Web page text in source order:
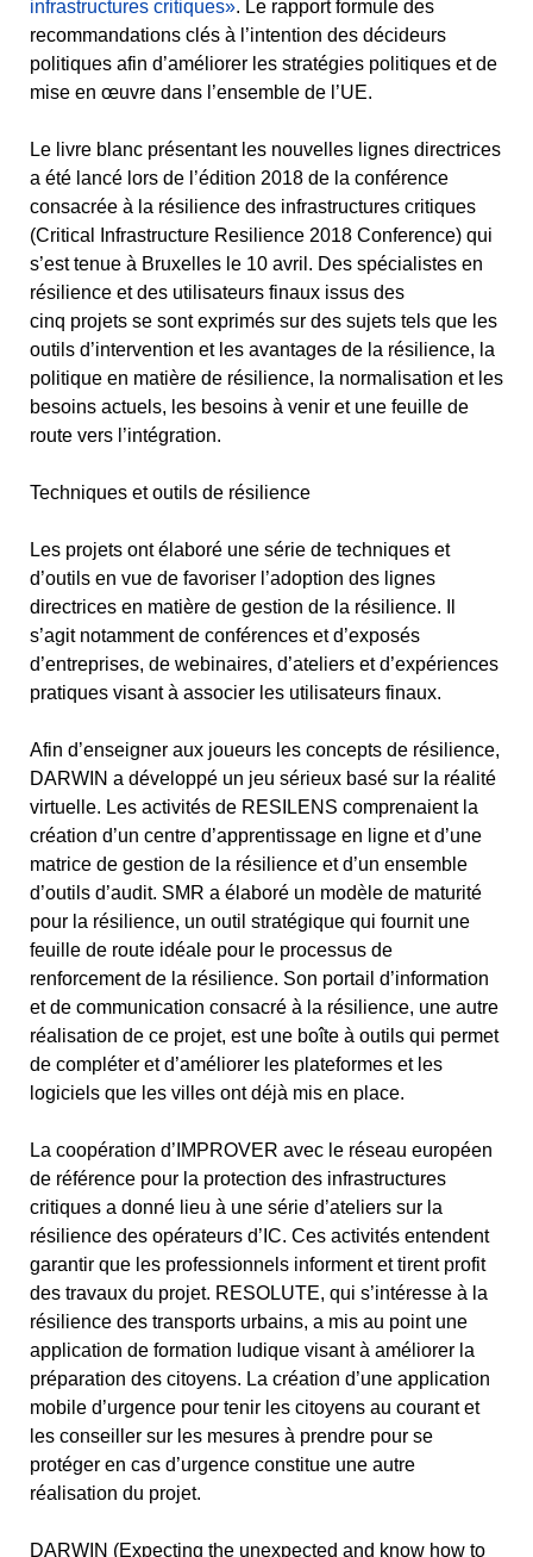
infrastructures critiques». Le rapport formule des
recommandations clés à l’intention des décideurs
politiques afin d’améliorer les stratégies politiques et de
mise en œuvre dans l’ensemble de l’UE.
Le livre blanc présentant les nouvelles lignes directrices
a été lancé lors de l’édition 2018 de la conférence
consacrée à la résilience des infrastructures critiques
(Critical Infrastructure Resilience 2018 Conference) qui
s’est tenue à Bruxelles le 10 avril. Des spécialistes en
résilience et des utilisateurs finaux issus des
cinq projets se sont exprimés sur des sujets tels que les
outils d’intervention et les avantages de la résilience, la
politique en matière de résilience, la normalisation et les
besoins actuels, les besoins à venir et une feuille de
route vers l’intégration.
Techniques et outils de résilience
Les projets ont élaboré une série de techniques et
d’outils en vue de favoriser l’adoption des lignes
directrices en matière de gestion de la résilience. Il
s’agit notamment de conférences et d’exposés
d’entreprises, de webinaires, d’ateliers et d’expériences
pratiques visant à associer les utilisateurs finaux.
Afin d’enseigner aux joueurs les concepts de résilience,
DARWIN a développé un jeu sérieux basé sur la réalité
virtuelle. Les activités de RESILENS comprenaient la
création d’un centre d’apprentissage en ligne et d’une
matrice de gestion de la résilience et d’un ensemble
d’outils d’audit. SMR a élaboré un modèle de maturité
pour la résilience, un outil stratégique qui fournit une
feuille de route idéale pour le processus de
renforcement de la résilience. Son portail d’information
et de communication consacré à la résilience, une autre
réalisation de ce projet, est une boîte à outils qui permet
de compléter et d’améliorer les plateformes et les
logiciels que les villes ont déjà mis en place.
La coopération d’IMPROVER avec le réseau européen
de référence pour la protection des infrastructures
critiques a donné lieu à une série d’ateliers sur la
résilience des opérateurs d’IC. Ces activités entendent
garantir que les professionnels informent et tirent profit
des travaux du projet. RESOLUTE, qui s’intéresse à la
résilience des transports urbains, a mis au point une
application de formation ludique visant à améliorer la
préparation des citoyens. La création d’une application
mobile d’urgence pour tenir les citoyens au courant et
les conseiller sur les mesures à prendre pour se
protéger en cas d’urgence constitue une autre
réalisation du projet.
DARWIN (Expecting the unexpected and know how to